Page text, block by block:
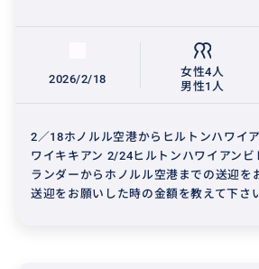
2026/2/18
女性4人
男性1人
2／18ホノルル空港からヒルトンハワイ
ワイキキアン 2/24ヒルトンハワイアンビ
ランダーからホノルル空港までの送迎を
送迎をお願いした時の金額を教えて下さ